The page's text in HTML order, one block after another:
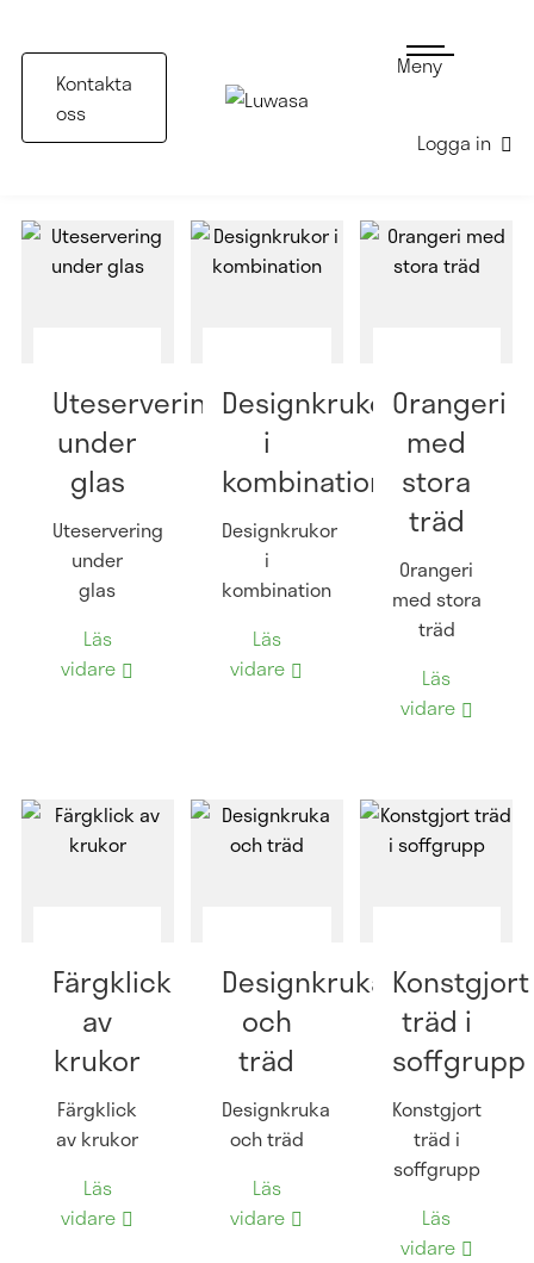
Kontakta
oss
Meny
Logga in
Uteservering
under
glas
Uteservering
under
glas
Läs
vidare
Designkrukor
i
kombination
Designkrukor
i
kombination
Läs
vidare
Orangeri
med
stora
träd
Orangeri
med stora
träd
Läs
vidare
Färgklick
av
krukor
Färgklick
av krukor
Läs
vidare
Designkruka
och
träd
Designkruka
och träd
Läs
vidare
Konstgjort
träd i
soffgrupp
Konstgjort
träd i
soffgrupp
Läs
vidare